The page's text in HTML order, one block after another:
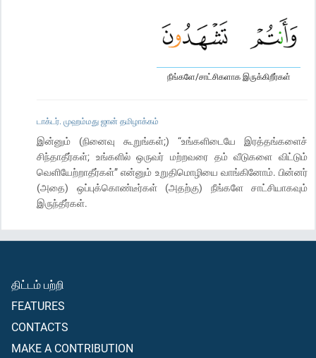
நீங்களே/சாட்சிகளாக இருக்கிறீர்கள்
டாக்டர். முஹம்மது ஜான் தமிழாக்கம்
இன்னும் (நினைவு கூறுங்கள்;) “உங்களிடையே இரத்தங்களைச்
சிந்தாதீர்கள்; உங்களில் ஒருவர் மற்றவரை தம் வீடுகளை விட்டும்
வெளியேற்றாதீர்கள்” என்னும் உறுதிமொழியை வாங்கினோம். பின்னர்
(அதை) ஒப்புக்கொண்டீர்கள் (அதற்கு) நீங்களே சாட்சியாகவும்
இருந்தீர்கள்.
திட்டம் பற்றி
FEATURES
CONTACTS
MAKE A CONTRIBUTION